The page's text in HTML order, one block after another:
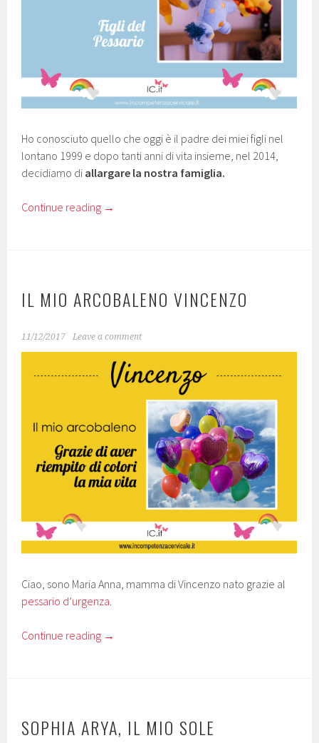
Ho conosciuto quello che oggi è il padre dei miei figli nel
lontano 1999 e dopo tanti anni di vita insieme, nel 2014,
decidiamo di allargare la nostra famiglia.
Continue reading →
IL MIO ARCOBALENO VINCENZO
11/12/2017 Leave a comment
Ciao, sono Maria Anna, mamma di Vincenzo nato grazie al
pessario d’urgenza
Continue reading →
SOPHIA ARYA, IL MIO SOLE